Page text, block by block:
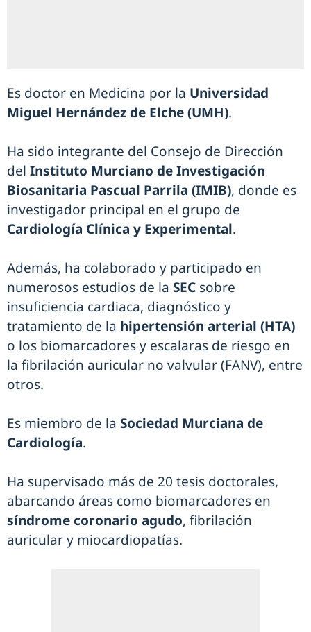
Es doctor en Medicina por la Universidad
Miguel Hernández de Elche (UMH).
Ha sido integrante del Consejo de Dirección
del Instituto Murciano de Investigación
Biosanitaria Pascual Parrila (IMIB), donde es
investigador principal en el grupo de
Cardiología Clínica y Experimental.
Además, ha colaborado y participado en
numerosos estudios de la SEC sobre
insuficiencia cardiaca, diagnóstico y
tratamiento de la hipertensión arterial (HTA)
o los biomarcadores y escalaras de riesgo en
la fibrilación auricular no valvular (FANV), entre
otros.
Es miembro de la Sociedad Murciana de
Cardiología.
Ha supervisado más de 20 tesis doctorales,
abarcando áreas como biomarcadores en
síndrome coronario agudo, fibrilación
auricular y miocardiopatías.